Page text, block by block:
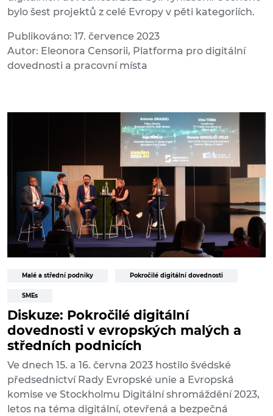
bylo šest projektů z celé Evropy v pěti kategoriích.
Publikováno: 17. července 2023
Autor: Eleonora Censorii, Platforma pro digitální
dovednosti a pracovní místa
Malé a střední podniky Pokročilé digitální dovednosti
SMEs
Diskuze: Pokročilé digitální
dovednosti v evropských malých a
středních podnicích
Ve dnech 15. a 16. června 2023 hostilo švédské
předsednictví Rady Evropské unie a Evropská
komise ve Stockholmu Digitální shromáždění 2023,
letos na téma digitální, otevřená a bezpečná